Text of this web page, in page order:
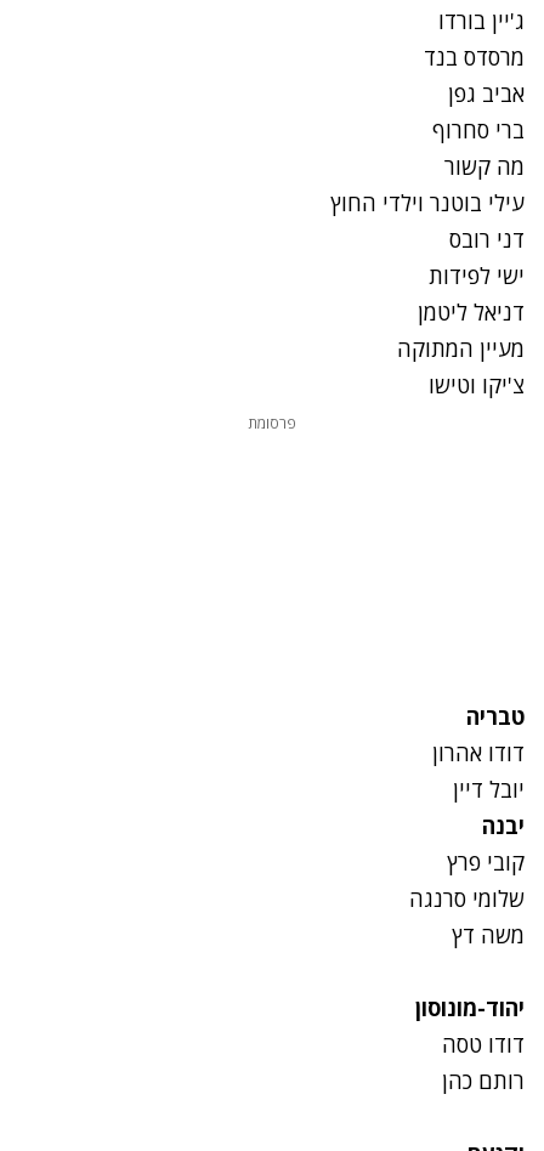
ג'יין בורדו
מרסדס בנד
אביב גפן
ברי סחרוף
מה קשור
עילי בוטנר וילדי החוץ
דני רובס
ישי לפידות
דניאל ליטמן
מעיין המתוקה
צ'יקו וטישו
פרסומת
טבריה
דודו אהרון
יובל דיין
יבנה
קובי פרץ
שלומי סרנגה
משה דץ
יהוד-מונוסון
דודו טסה
רותם כהן